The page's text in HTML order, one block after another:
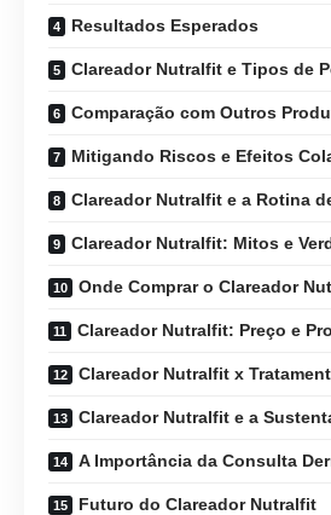
Resultados Esperados
Clareador Nutralfit e Tipos de
Comparação com Outros
Mitigando Riscos e Efeitos
Clareador Nutralfit e a Rotina
Clareador Nutralfit: Mitos e
Onde Comprar o Clareador
Clareador Nutralfit: Preço e
Clareador Nutralfit x
Clareador Nutralfit e a
A Importância da Consulta
Futuro do Clareador Nutralfit